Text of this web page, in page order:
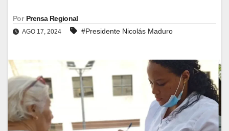
Por Prensa Regional
AGO 17, 2024 #Presidente Nicolás Maduro